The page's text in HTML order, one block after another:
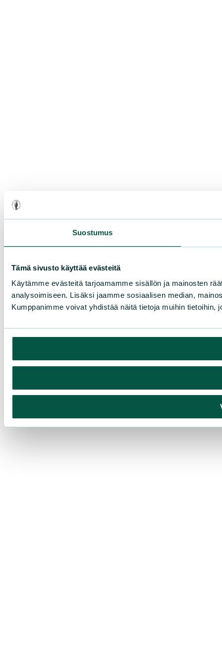
Suostumus
Tämä sivusto käyttää evästeitä
Käytämme evästeitä tarjoamamme sisällön ja mainosten
analysoimiseen. Lisäksi jaamme sosiaalisen median,
Kumppanimme voivat yhdistää näitä tietoja muihin tietoihin,